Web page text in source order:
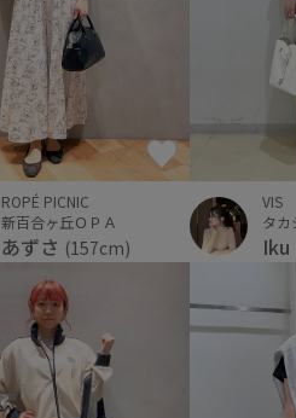
ROPÉ PICNIC
新百合ヶ丘ＯＰＡ
あずさ (157cm)
VIS
Iku